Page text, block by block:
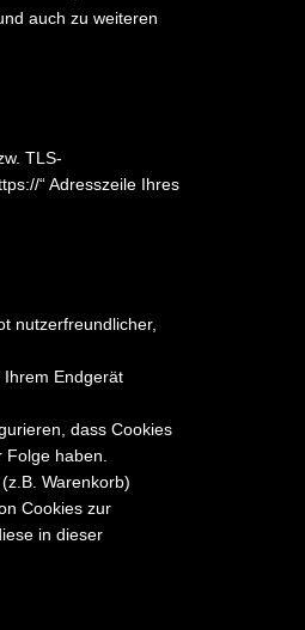
auch zu weiteren
TLS-
“ Adresszeile Ihres
nutzerfreundlicher,
Ihrem Endgerät
dass Cookies
haben.
Warenkorb)
Cookies zur
in dieser